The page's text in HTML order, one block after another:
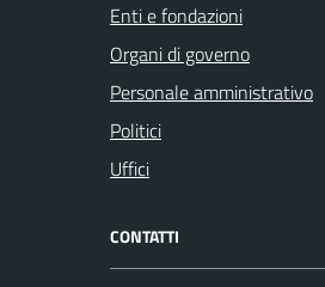
Enti e fondazioni
Organi di governo
Personale amministrativo
Politici
Uffici
CONTATTI